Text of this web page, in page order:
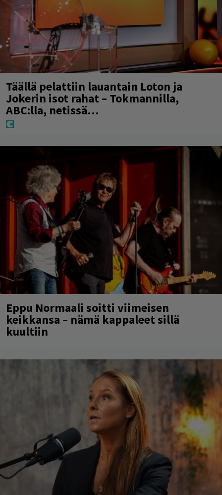
Täällä pelattiin lauantain Loton ja
Jokerin isot rahat – Tokmannilla,
ABC:lla, netissä…
Eppu Normaali soitti viimeisen
keikkansa – nämä kappaleet sillä
kuultiin